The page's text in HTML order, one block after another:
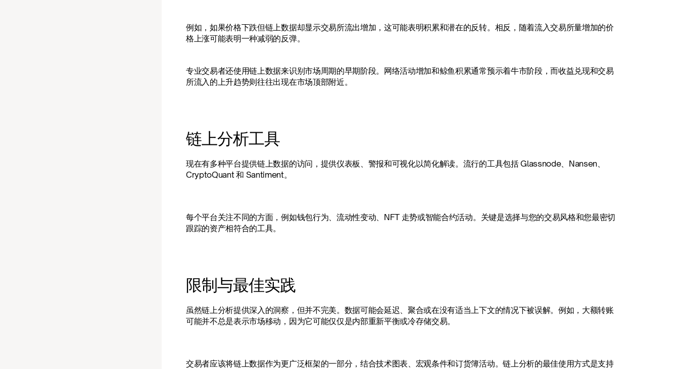
例如，如果价格下跌但链上数据却显示交易所流出增加，这可能表明积累和潜在的反转。相反，随着流入交易所量增加的价
格上涨可能表明一种减弱的反弹。
专业交易者还使用链上数据来识别市场周期的早期阶段。网络活动增加和鲸鱼积累通常预示着牛市阶段，而收益兑现和交易
所流入的上升趋势则往往出现在市场顶部附近。
链上分析工具
现在有多种平台提供链上数据的访问，提供仪表板、警报和可视化以简化解读。流行的工具包括 Glassnode、Nansen、
CryptoQuant 和 Santiment。
每个平台关注不同的方面，例如钱包行为、流动性变动、NFT 走势或智能合约活动。关键是选择与您的交易风格和您最密切
跟踪的资产相符合的工具。
限制与最佳实践
虽然链上分析提供深入的洞察，但并不完美。数据可能会延迟、聚合或在没有适当上下文的情况下被误解。例如，大额转账
可能并不总是表示市场移动，因为它可能仅仅是内部重新平衡或冷存储交易。
交易者应该将链上数据作为更广泛框架的一部分，结合技术图表、宏观条件和订货簿活动。链上分析的最佳使用方式是支持